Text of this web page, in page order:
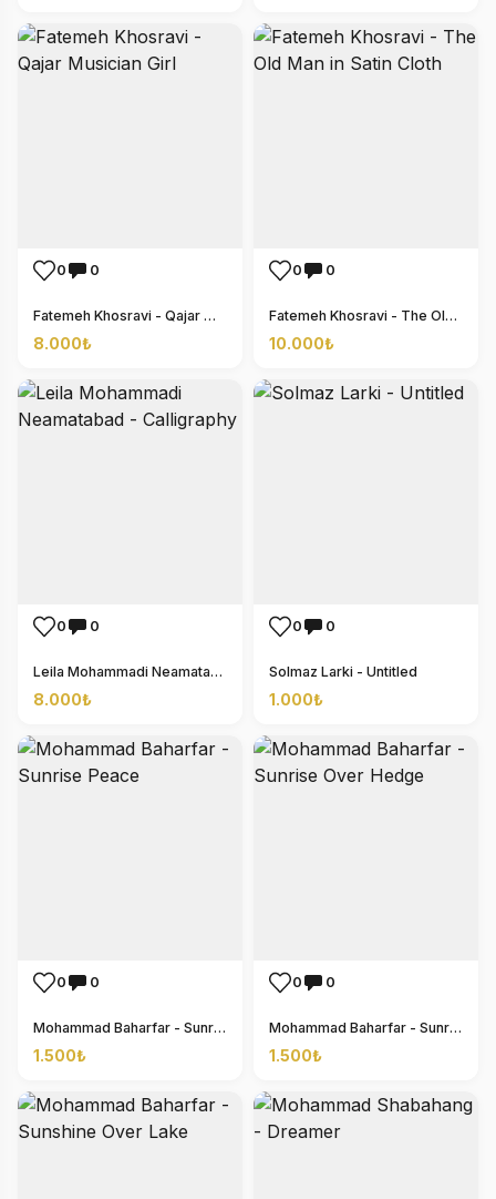
0 0
Fatemeh Khosravi - Qajar Musician Girl
8.000₺
0 0
Fatemeh Khosravi - The Old Man in Satin Cloth
10.000₺
0 0
Leila Mohammadi Neamatabad - Calligraphy
8.000₺
0 0
Solmaz Larki - Untitled
1.000₺
0 0
Mohammad Baharfar - Sunrise Peace
1.500₺
0 0
Mohammad Baharfar - Sunrise Over Hedge
1.500₺